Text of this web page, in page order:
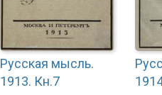
Русская мысль.
1913. Кн.7